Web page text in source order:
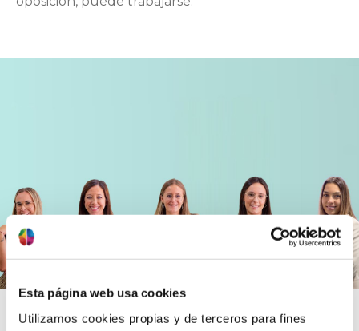
Esta página web usa cookies
Utilizamos cookies propias y de terceros para fines